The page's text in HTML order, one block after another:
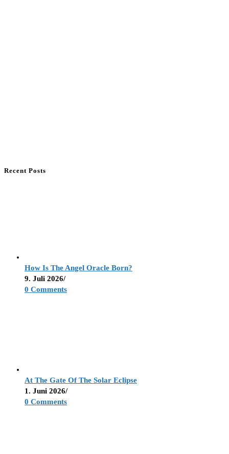
Recent Posts
How Is The Angel Oracle Born?
9. Juli 2026/
0 Comments
At The Gate Of The Solar Eclipse
1. Juni 2026/
0 Comments